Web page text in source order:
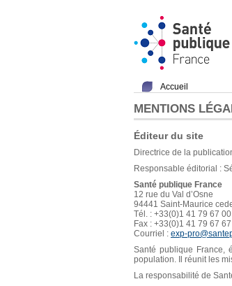
Accueil
MENTIONS
Éditeur du site
Directrice de la
Responsable éditorial :
Santé publique France
12 rue du Val d’Osne
94441 Saint-Maurice
Tél. : +33(0)1 41 79 67 00
Fax : +33(0)1 41 79 67 67
Courriel : exp-
Santé publique France,
population. Il réunit les
La responsabilité de